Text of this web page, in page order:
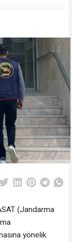
(Jandarma
yönelik